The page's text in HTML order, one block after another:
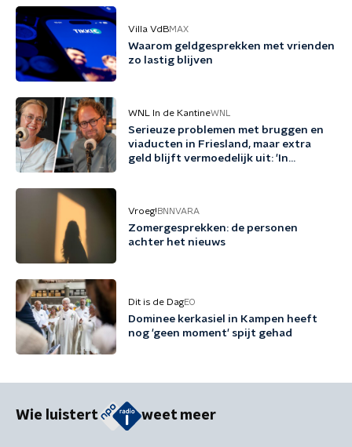
Villa VdBMAX
Waarom geldgesprekken met vrienden
zo lastig blijven
WNL In de KantineWNL
Serieuze problemen met bruggen en
viaducten in Friesland, maar extra
geld blijft vermoedelijk uit: 'In
Vroeg! BNNVARA
Zomergesprekken: de personen
achter het nieuws
Dit is de DagEO
Dominee kerkasiel in Kampen heeft
nog 'geen moment' spijt gehad
Wie luistert weet meer